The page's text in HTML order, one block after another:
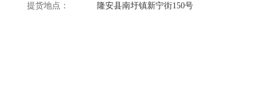
提货地点： 隆安县南圩镇新宁街150号